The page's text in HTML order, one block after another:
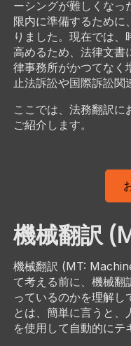
ーシングが難しくなっ
限内に準備するために
りました。現在では、
高めるため、法律文書
律事務所がかつてなく
止法訴訟や国際訴訟関
ここでは、法務翻訳
ご紹介します。
機械翻訳
機械翻訳 (MT:
て考える前に、機械翻
っているのかを理解し
とは、簡単に言うと、
を使用して自動的にテ